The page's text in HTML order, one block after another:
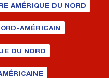
AMÉRIQUE DU NORD
AMÉRICAIN
DU NORD